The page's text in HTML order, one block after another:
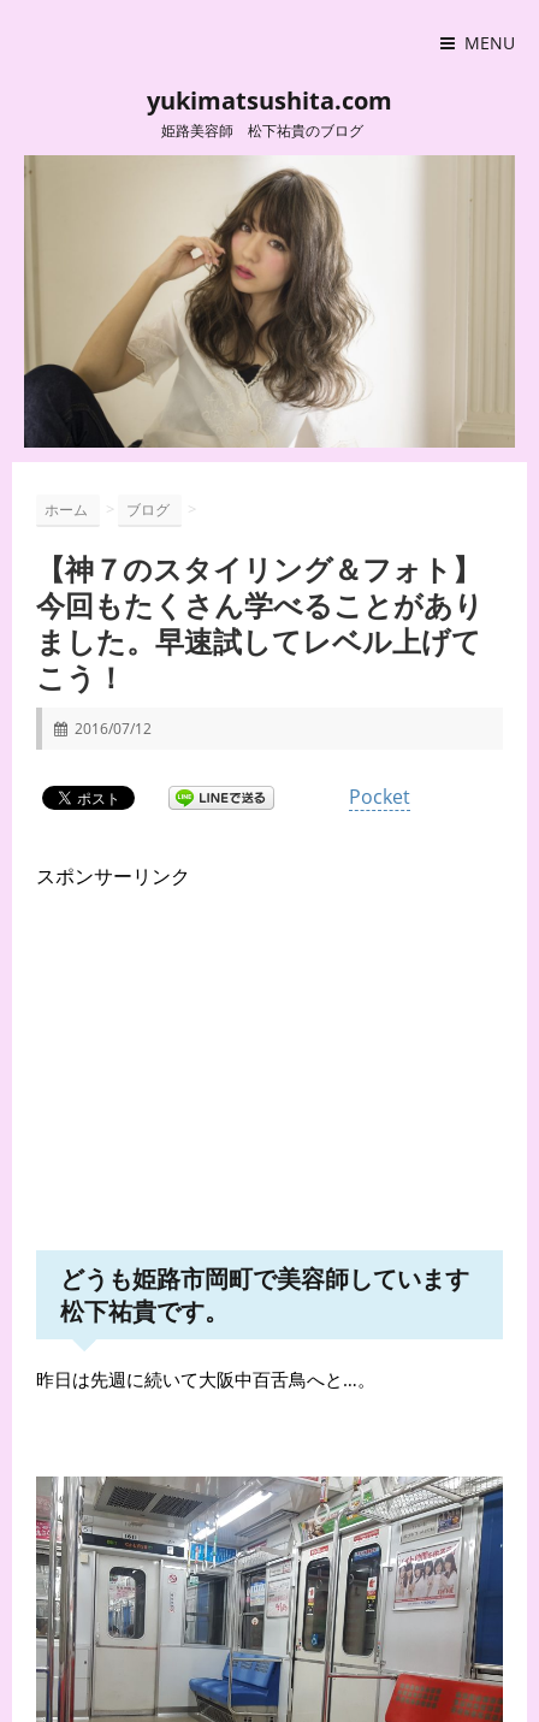
MENU
yukimatsushita.com
姫路美容師 松下祐貴のブログ
ホーム > ブログ >
【神７のスタイリング＆フォト】
今回もたくさん学べることがあり
ました。早速試してレベル上げて
こう！
2016/07/12
Pocket
スポンサーリンク
どうも姫路市岡町で美容師しています
松下祐貴です。
昨日は先週に続いて大阪中百舌鳥へと…。